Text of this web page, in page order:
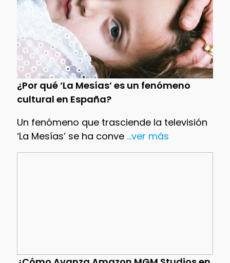
¿Por qué ‘La Mesías’ es un fenómeno
cultural en España?
Un fenómeno que trasciende la televisión
‘La Mesías’ se ha conve...ver más